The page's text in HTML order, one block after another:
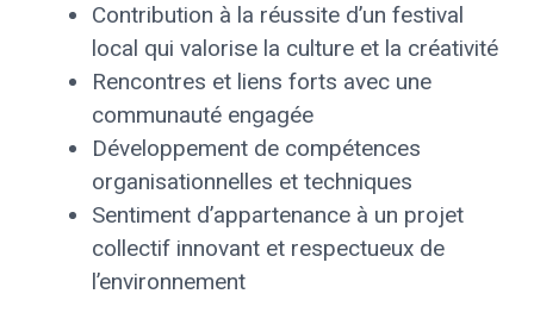
Contribution à la réussite d’un festival
local qui valorise la culture et la créativité
Rencontres et liens forts avec une
communauté engagée
Développement de compétences
organisationnelles et techniques
Sentiment d’appartenance à un projet
collectif innovant et respectueux de
l’environnement